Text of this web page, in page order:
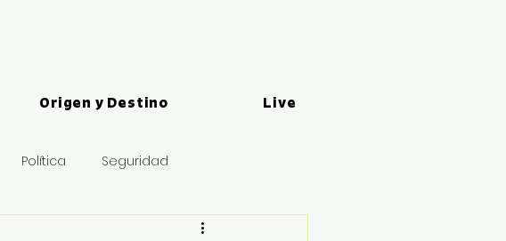
Origen y Destino Live
Política Seguridad